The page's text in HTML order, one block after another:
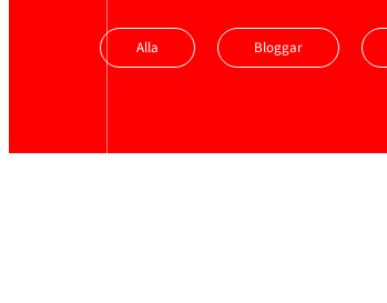
Alla Bloggar